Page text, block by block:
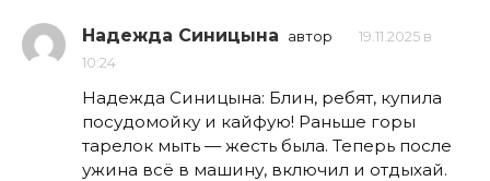
Надежда Синицына автор
19.11.2025 в
10:24
Надежда Синицына: Блин, ребят, купила
посудомойку и кайфую! Раньше горы
тарелок мыть — жесть была. Теперь после
ужина всё в машину, включил и отдыхай.